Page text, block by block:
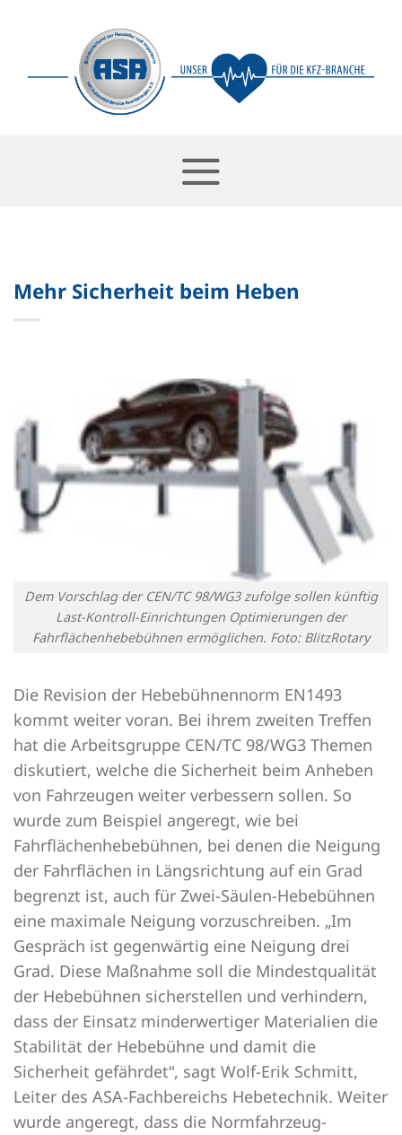
Mehr Sicherheit beim Heben
Dem Vorschlag der CEN/TC 98/WG3 zufolge sollen künftig
Last-Kontroll-Einrichtungen Optimierungen der
Fahrflächenhebebühnen ermöglichen. Foto: BlitzRotary
Die Revision der Hebebühnennorm EN1493
kommt weiter voran. Bei ihrem zweiten Treffen
hat die Arbeitsgruppe CEN/TC 98/WG3 Themen
diskutiert, welche die Sicherheit beim Anheben
von Fahrzeugen weiter verbessern sollen. So
wurde zum Beispiel angeregt, wie bei
Fahrflächenhebebühnen, bei denen die Neigung
der Fahrflächen in Längsrichtung auf ein Grad
begrenzt ist, auch für Zwei-Säulen-Hebebühnen
eine maximale Neigung vorzuschreiben. „Im
Gespräch ist gegenwärtig eine Neigung drei
Grad. Diese Maßnahme soll die Mindestqualität
der Hebebühnen sicherstellen und verhindern,
dass der Einsatz minderwertiger Materialien die
Stabilität der Hebebühne und damit die
Sicherheit gefährdet“, sagt Wolf-Erik Schmitt,
Leiter des ASA-Fachbereichs Hebetechnik. Weiter
wurde angeregt, dass die Normfahrzeug-